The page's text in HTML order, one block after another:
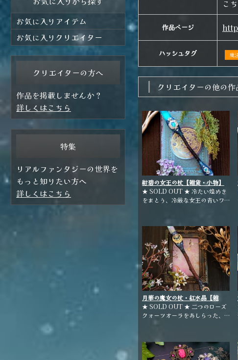
こ
作品ページ
ハッシュタグ 魔
クリエイターの他の
紺碧の女王の杖【雑貨・小物】
★ SOLD OUT ★ 冷たい煌めき
をまとう、冷厳な女王の青いワ
ュリン ホルダー：梨の枝
月華の魔女の杖・紅水晶【雑
貨・小物】
★ SOLD OUT ★ 二つのローズ
クォーツオーラをあしらった、
優美な月の魔女のワンドです。
ラ スフィア：ローズクォーツ ホ
ルダー：林檎の枝
お気に入りアイテム
お気に入りクリエイター
クリエイターの方へ
作品を掲載しませんか？
詳しくはこちら
特集
リアルファンタジーの世界を
もっと知りたい方へ
詳しくはこちら